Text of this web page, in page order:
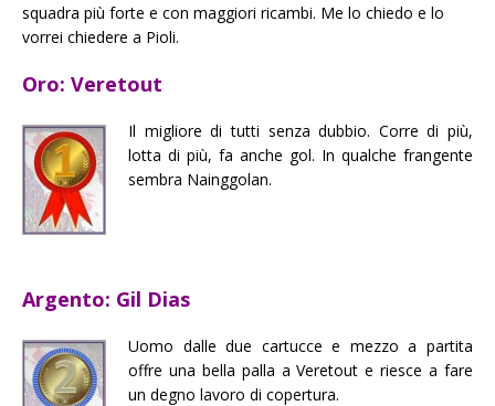
squadra più forte e con maggiori ricambi. Me lo chiedo e lo
vorrei chiedere a Pioli.
Oro: Veretout
Il migliore di tutti senza dubbio. Corre di più,
lotta di più, fa anche gol. In qualche frangente
sembra Nainggolan.
Argento: Gil Dias
Uomo dalle due cartucce e mezzo a partita
offre una bella palla a Veretout e riesce a fare
un degno lavoro di copertura.